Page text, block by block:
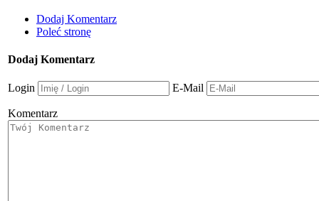
Dodaj Komentarz
Poleć stronę
Dodaj Komentarz
Login E-Mail
Komentarz